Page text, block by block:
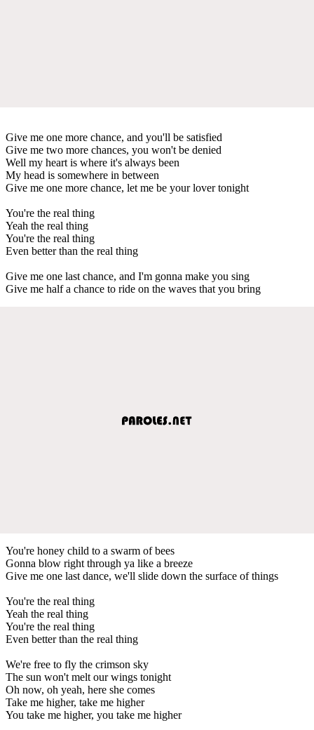
Give me one more chance, and you'll be satisfied
Give me two more chances, you won't be denied
Well my heart is where it's always been
My head is somewhere in between
Give me one more chance, let me be your lover tonight
You're the real thing
Yeah the real thing
You're the real thing
Even better than the real thing
Give me one last chance, and I'm gonna make you sing
Give me half a chance to ride on the waves that you bring
You're honey child to a swarm of bees
Gonna blow right through ya like a breeze
Give me one last dance, we'll slide down the surface of things
You're the real thing
Yeah the real thing
You're the real thing
Even better than the real thing
We're free to fly the crimson sky
The sun won't melt our wings tonight
Oh now, oh yeah, here she comes
Take me higher, take me higher
You take me higher, you take me higher